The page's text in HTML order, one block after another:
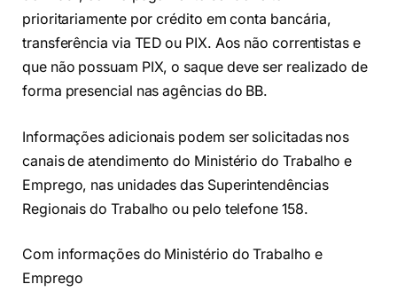
prioritariamente por crédito em conta bancária,
transferência via TED ou PIX. Aos não correntistas e
que não possuam PIX, o saque deve ser realizado de
forma presencial nas agências do BB.
Informações adicionais podem ser solicitadas nos
canais de atendimento do Ministério do Trabalho e
Emprego, nas unidades das Superintendências
Regionais do Trabalho ou pelo telefone 158.
Com informações do Ministério do Trabalho e
Emprego